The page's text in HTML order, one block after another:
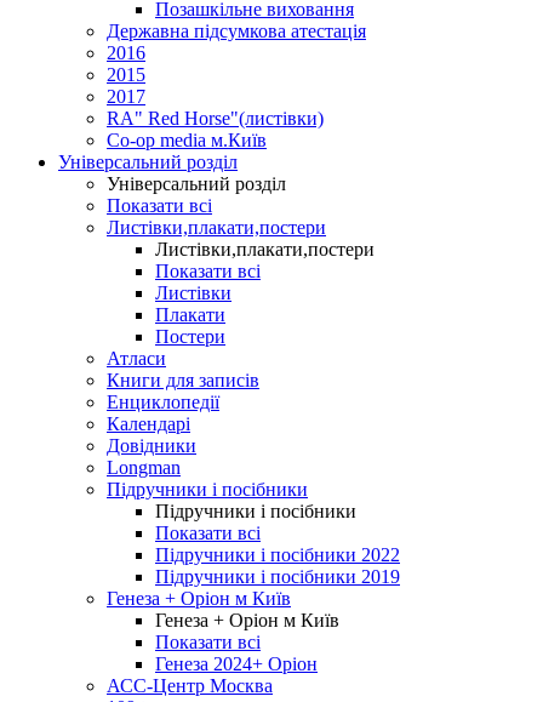
Позашкільне виховання
Державна підсумкова атестація
2016
2015
2017
RA" Red Horse"(листівки)
Co-op media м.Київ
Універсальний розділ
Універсальний розділ
Показати всі
Листівки,плакати,постери
Листівки,плакати,постери
Показати всі
Листівки
Плакати
Постери
Атласи
Книги для записів
Енциклопедії
Календарі
Довідники
Longman
Підручники і посібники
Підручники і посібники
Показати всі
Підручники і посібники 2022
Підручники і посібники 2019
Генеза + Оріон м Київ
Генеза + Оріон м Київ
Показати всі
Генеза 2024+ Оріон
АСС-Центр Москва